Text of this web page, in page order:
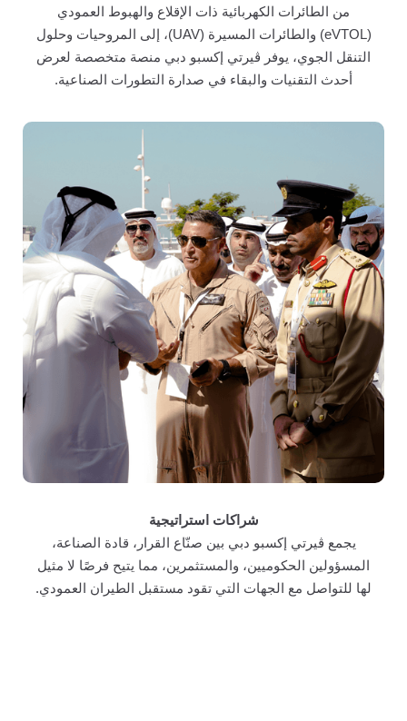
من الطائرات الكهربائية ذات الإقلاع والهبوط العمودي
(eVTOL) والطائرات المسيرة (UAV)، إلى المروحيات وحلول
التنقل الجوي، يوفر ڤيرتي إكسبو دبي منصة متخصصة لعرض
أحدث التقنيات والبقاء في صدارة التطورات الصناعية.
شراكات استراتيجية
يجمع ڤيرتي إكسبو دبي بين صنّاع القرار، قادة الصناعة،
المسؤولين الحكوميين، والمستثمرين، مما يتيح فرصًا لا مثيل
لها للتواصل مع الجهات التي تقود مستقبل الطيران العمودي.